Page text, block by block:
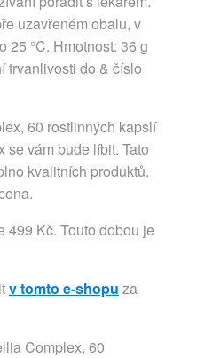
uzavřeném obalu, v
25 °C. Hmotnost: 36 g
trvanlivosti do & číslo
60 rostlinných kapslí
se vám bude líbit. Tato
kvalitních produktů.
499 Kč. Touto dobou je
v tomto e-shopu za
Complex, 60